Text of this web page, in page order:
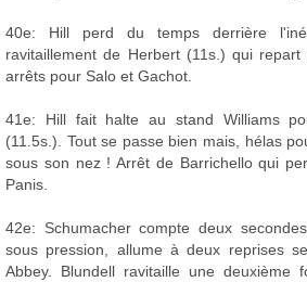
40e: Hill perd du temps derrière
ravitaillement de Herbert (11s.) qui repart
arrêts pour Salo et Gachot.
41e: Hill fait halte au stand Williams
(11.5s.). Tout se passe bien mais, hélas
sous son nez ! Arrêt de Barrichello qui
Panis.
42e: Schumacher compte deux
sous pression, allume à deux reprises
Abbey. Blundell ravitaille une deuxième